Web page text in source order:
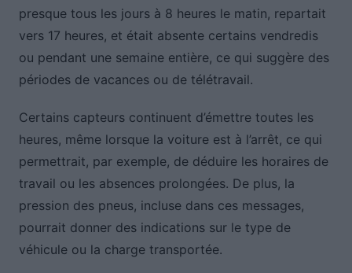
presque tous les jours à 8 heures le matin, repartait
vers 17 heures, et était absente certains vendredis
ou pendant une semaine entière, ce qui suggère des
périodes de vacances ou de télétravail.
Certains capteurs continuent d’émettre toutes les
heures, même lorsque la voiture est à l’arrêt, ce qui
permettrait, par exemple, de déduire les horaires de
travail ou les absences prolongées. De plus, la
pression des pneus, incluse dans ces messages,
pourrait donner des indications sur le type de
véhicule ou la charge transportée.